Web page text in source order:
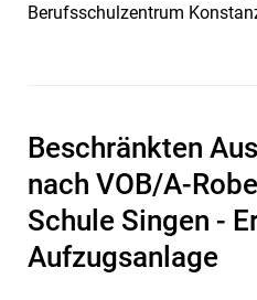
Berufsschulzentrum
Beschränkten
nach VOB/A-
Schule Singen -
Aufzugsanlage